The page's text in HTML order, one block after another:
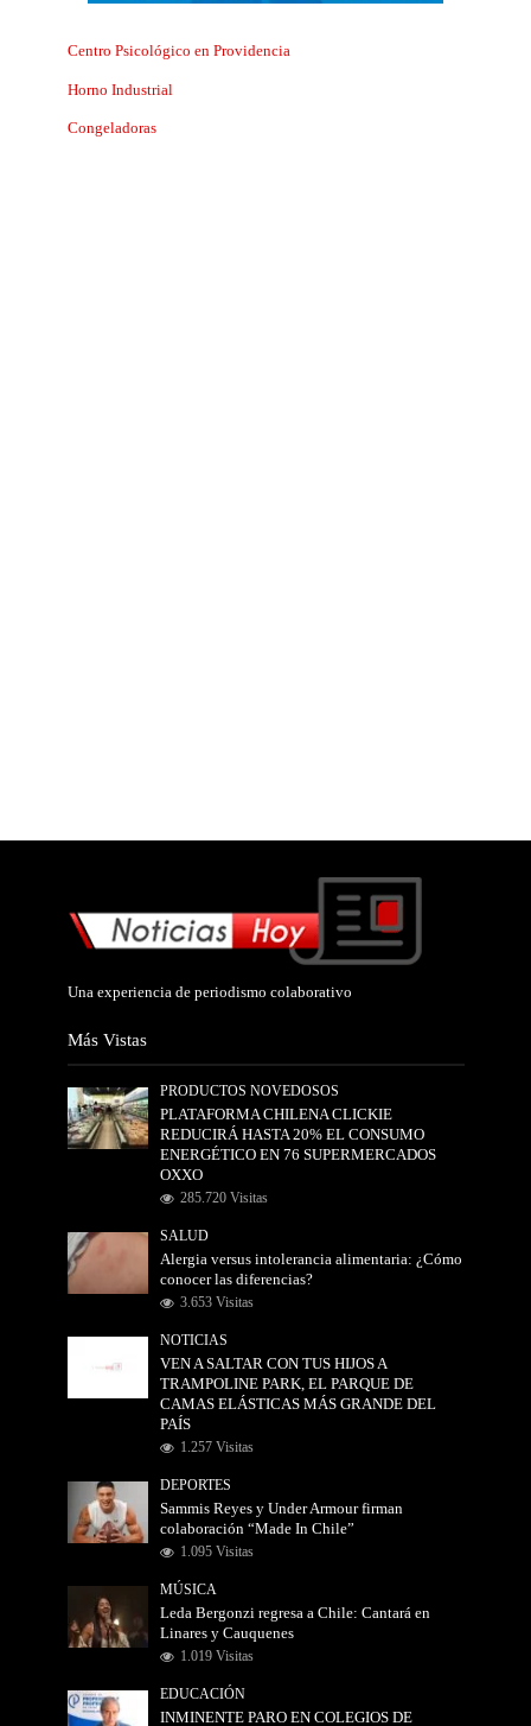
Centro Psicológico en Providencia
Horno Industrial
Congeladoras
Una experiencia de periodismo colaborativo
Más Vistas
PRODUCTOS NOVEDOSOS
PLATAFORMA CHILENA CLICKIE
REDUCIRÁ HASTA 20% EL CONSUMO
ENERGÉTICO EN 76 SUPERMERCADOS
OXXO
285.720 Visitas
SALUD
Alergia versus intolerancia alimentaria: ¿Cómo
conocer las diferencias?
3.653 Visitas
NOTICIAS
VEN A SALTAR CON TUS HIJOS A
TRAMPOLINE PARK, EL PARQUE DE
CAMAS ELÁSTICAS MÁS GRANDE DEL
PAÍS
1.257 Visitas
DEPORTES
Sammis Reyes y Under Armour firman
colaboración “Made In Chile”
1.095 Visitas
MÚSICA
Leda Bergonzi regresa a Chile: Cantará en
Linares y Cauquenes
1.019 Visitas
EDUCACIÓN
INMINENTE PARO EN COLEGIOS DE